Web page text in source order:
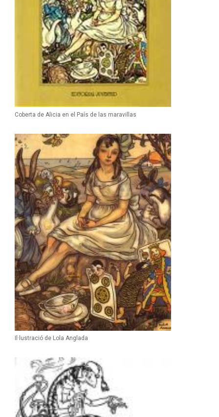
Coberta de Alicia en el País de las maravillas
Il·lustració de Lola Anglada